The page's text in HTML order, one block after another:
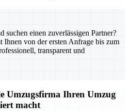
suchen einen zuverlässigen Partner?
Ihnen von der ersten Anfrage bis zum
transparent und
Umzugsfirma Ihren Umzug
macht